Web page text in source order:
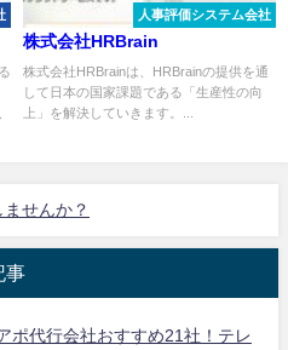
人事評価システム会社
株式会社HRBrain
株式会社HRBrainは、HRBrainの提供を通
して日本の国家課題である「生産性の向
上」を解決していきます。...
せんか？
事
ポ代行会社おすすめ21社！テレ